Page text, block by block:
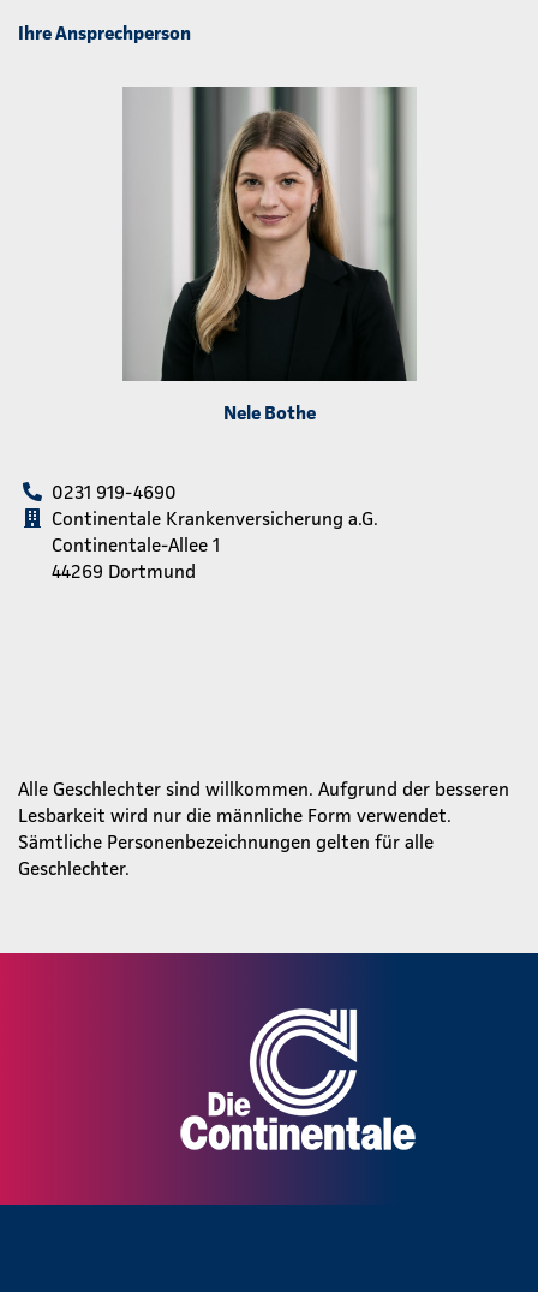
Ihre Ansprechperson
Nele Bothe
0231 919-4690
Continentale Krankenversicherung a.G.
Continentale-Allee 1
44269 Dortmund
Alle Geschlechter sind willkommen. Aufgrund der besseren
Lesbarkeit wird nur die männliche Form verwendet.
Sämtliche Personenbezeichnungen gelten für alle
Geschlechter.